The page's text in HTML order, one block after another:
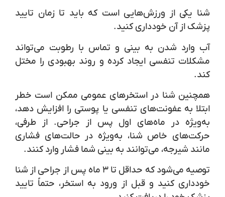
شنا یکی از ورزش‌هایی است که باید تا زمان تایید
پزشک از آن خودداری کنید.
آب وارد شدن به بینی و تماس با رطوبت می‌تواند
مشکلات تنفسی ایجاد کرده و روند بهبودی را مختل
کند.
همچنین شنا در استخرهای عمومی ممکن است خطر
ابتلا به عفونت‌های تنفسی یا پوستی را افزایش دهد،
به‌ویژه در ماه‌های اول پس از جراحی. از طرفی،
حرکت‌های خاص شنا، به‌ویژه در حالت‌های فشاری
مانند شیرجه، می‌توانند به بینی شما فشار وارد کنند.
توصیه می‌شود که حداقل تا ۳ ماه پس از جراحی از شنا
خودداری کنید و قبل از ورود به استخر، حتماً تایید